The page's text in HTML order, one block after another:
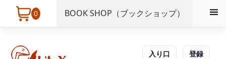
0 BOOK SHOP（ブックショップ）
入り口 登録